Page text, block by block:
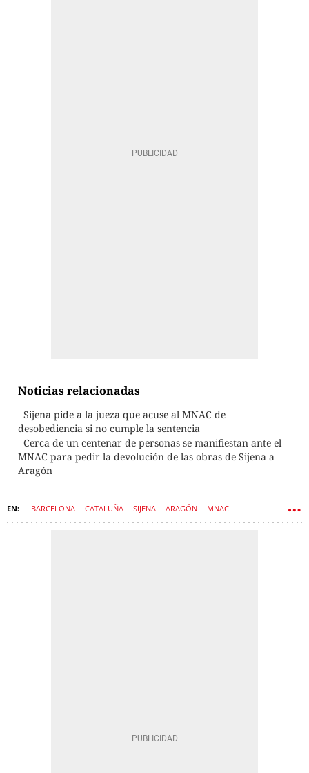
Noticias relacionadas
Sijena pide a la jueza que acuse al MNAC de
desobediencia si no cumple la sentencia
Cerca de un centenar de personas se manifiestan ante el
MNAC para pedir la devolución de las obras de Sijena a
Aragón
BARCELONA CATALUÑA SIJENA ARAGÓN MNAC